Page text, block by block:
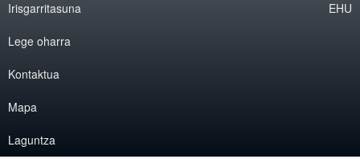
Irisgarritasuna
Lege oharra
Kontaktua
Mapa
Laguntza
EHU